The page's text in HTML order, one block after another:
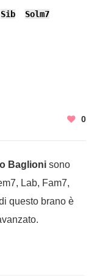
Sib Solm7
0
Baglionisono
Lab, Fam7,
questo brano è